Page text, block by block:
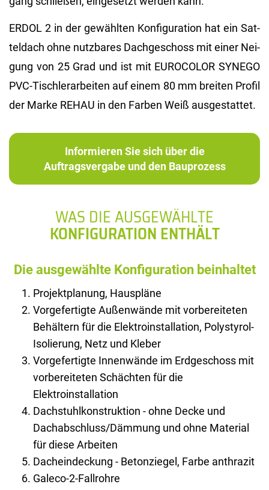
ERDOL 2 in der ge­wähl­ten Kon­fi­gu­ra­ti­on hat ein Sat­
tel­dach ohne nutz­ba­res Dach­ge­schoss mit einer Nei­
gung von 25 Grad und ist mit EU­RO­CO­LOR SYN­EGO
PVC-Tisch­ler­ar­bei­ten auf einem 80 mm brei­ten Pro­fil
der Marke REHAU in den Far­ben Weiß aus­ge­stat­tet.
Informieren Sie sich über die
Auftragsvergabe und den Bauprozess
WAS DIE AUSGEWÄHLTE
KONFIGURATION ENTHÄLT
Die ausgewählte Konfiguration beinhaltet
Projektplanung, Hauspläne
Vorgefertigte Außenwände mit vorbereiteten
Behältern für die Elektroinstallation, Polystyrol-
Isolierung, Netz und Kleber
Vorgefertigte Innenwände im Erdgeschoss mit
vorbereiteten Schächten für die
Elektroinstallation
Dachstuhlkonstruktion - ohne Decke und
Dachabschluss/Dämmung und ohne Material
für diese Arbeiten
Dacheindeckung - Betonziegel, Farbe anthrazit
Galeco-2-Fallrohre